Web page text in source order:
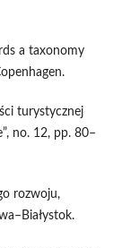
a taxonomy
turystycznej
no. 12, pp. 80–
rozwoju,